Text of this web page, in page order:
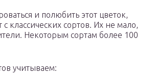
и полюбить этот цветок,
с классических сортов. Их не мало,
Некоторым сортам более 100
учитываем: